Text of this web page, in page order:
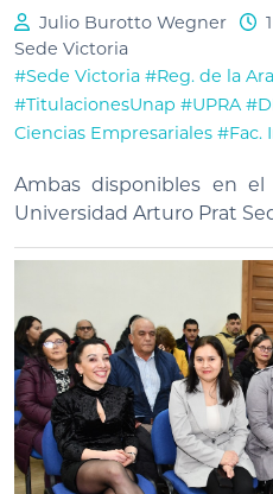
Julio Burotto Wegner
Sede Victoria
#Sede Victoria #Reg. de la
#TitulacionesUnap #UPRA
Ciencias Empresariales #Fac.
Ambas disponibles en
Universidad Arturo Prat